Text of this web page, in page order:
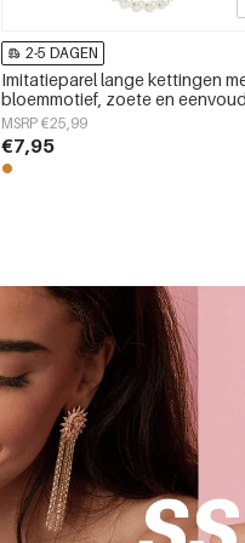
2-5 DAGEN
Imitatieparel lange kettingen
bloemmotief, zoete en
dagelijkse serie, dames sieraden
MSRP €25,99
€7,95